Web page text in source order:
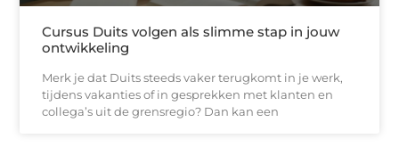
Cursus Duits volgen als slimme stap in jouw
ontwikkeling
Merk je dat Duits steeds vaker terugkomt in je werk,
tijdens vakanties of in gesprekken met klanten en
collega’s uit de grensregio? Dan kan een